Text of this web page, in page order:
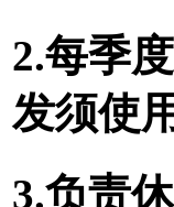
2.每季
发须使
3.负责